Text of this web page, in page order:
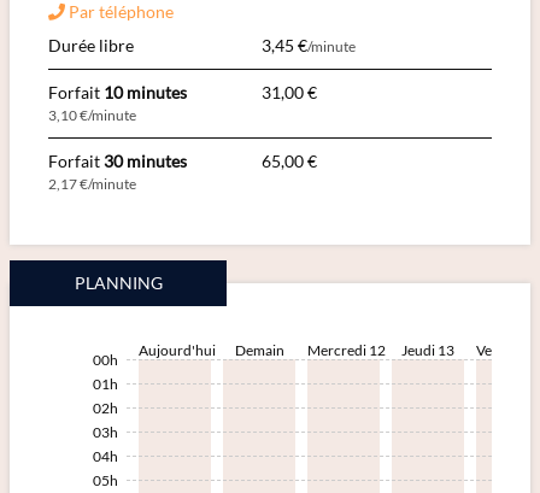
Par téléphone
Durée libre
3,45 €/minute
Forfait 10 minutes
3,10 €/minute
31,00 €
Forfait30 minutes
2,17 €/minute
65,00 €
PLANNING
00h
01h
02h
03h
04h
05h
Aujourd'hui Demain Mercredi 12 Jeudi 13 Vendredi